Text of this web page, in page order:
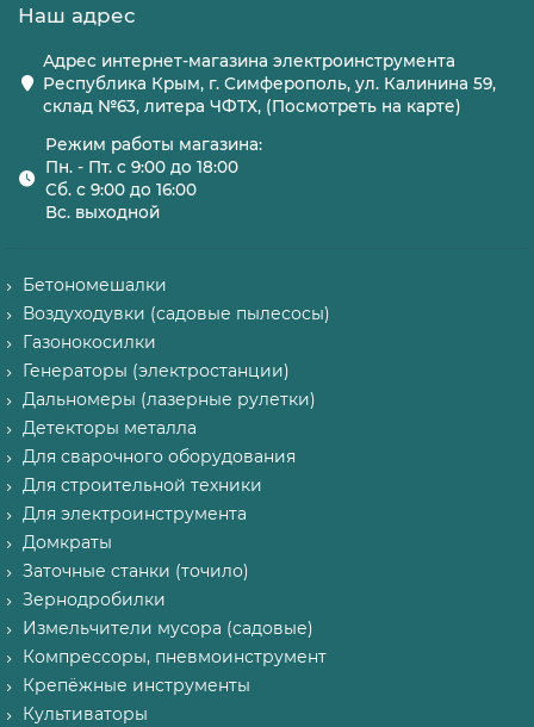
Наш адрес
Адрес интернет-магазина электроинструмента
Республика Крым, г. Симферополь, ул. Калинина 59,
склад №63, литера ЧФТХ, (Посмотреть на карте)
Режим работы магазина:
Пн. - Пт. с 9:00 до 18:00
Сб. с 9:00 до 16:00
Вс. выходной
Бетономешалки
Воздуходувки (садовые пылесосы)
Газонокосилки
Генераторы (электростанции)
Дальномеры (лазерные рулетки)
Детекторы металла
Для сварочного оборудования
Для строительной техники
Для электроинструмента
Домкраты
Заточные станки (точило)
Зернодробилки
Измельчители мусора (садовые)
Компрессоры, пневмоинструмент
Крепёжные инструменты
Культиваторы